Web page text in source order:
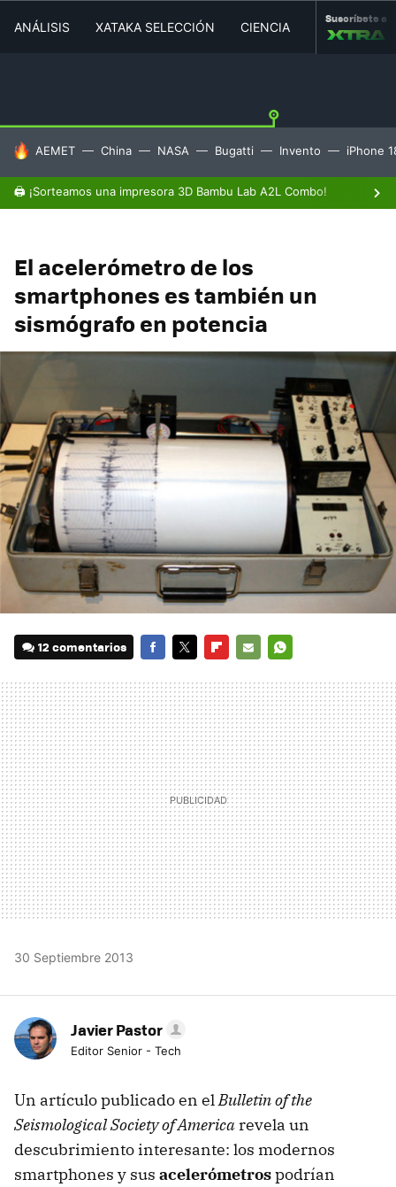
ANÁLISIS XATAKA SELECCIÓN CIENCIA MOVILIDAD
Suscríbete a
HOY SE HABLA DE
AEMET China NASA Bugatti Invento iPhone
🖨️ ¡Sorteamos una impresora 3D Bambu Lab A2L Combo!
El acelerómetro de los
smartphones es también un
sismógrafo en potencia
12 comentarios
MAIL
30 Septiembre 2013
Javier Pastor
Editor Senior - Tech
Un artículo publicado en elBulletin of the
Seismological Society of America revela un
descubrimiento interesante: los modernos
smartphones y sus acelerómetrospodrían